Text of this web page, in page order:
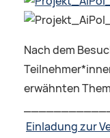
Nach dem
erwähnten
Einladung zur